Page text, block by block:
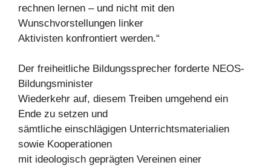
rechnen lernen – und nicht mit den
Wunschvorstellungen linker
Aktivisten konfrontiert werden.“
Der freiheitliche Bildungssprecher forderte NEOS-
Bildungsminister
Wiederkehr auf, diesem Treiben umgehend ein
Ende zu setzen und
sämtliche einschlägigen Unterrichtsmaterialien
sowie Kooperationen
mit ideologisch geprägten Vereinen einer